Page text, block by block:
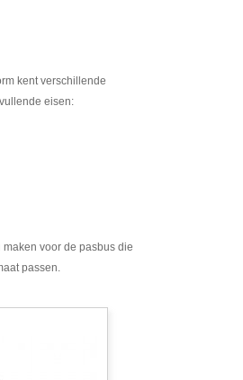
kent verschillende
eisen:
voor de pasbus die
passen.